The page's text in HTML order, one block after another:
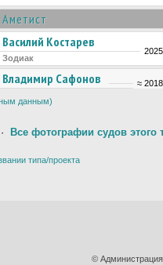
Аметист
Василий Костарев
2025
Зодиак
Владимир Сафонов
≈ 2018
данным)
· Все фотографии судов этого
типа/проекта
©